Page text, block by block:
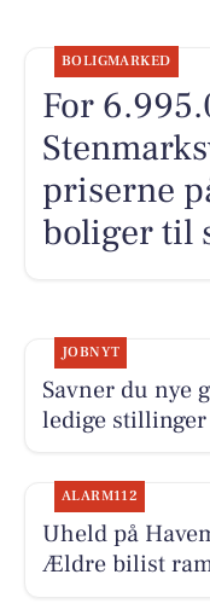
BOLIGMARKED
For
priserne
boliger til
JOBNYT
Savner du nye
ledige stillinger
ALARM112
Uheld på
Ældre bilist